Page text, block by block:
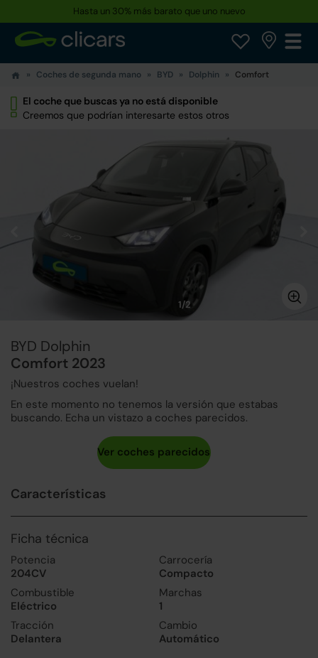
Hasta un 30% más barato que uno nuevo
Coches de segunda mano BYD Dolphin Comfort
El coche que buscas ya no está disponible
Creemos que podrían interesarte estos otros
1/2
BYD Dolphin
Comfort 2023
¡Nuestros coches vuelan!
En este momento no tenemos la versión que estabas
buscando. Echa un vistazo a coches parecidos.
Características
Ficha técnica
Potencia
204CV
Carrocería
Compacto
Combustible
Eléctrico
Marchas
1
Tracción
Delantera
Cambio
Automático